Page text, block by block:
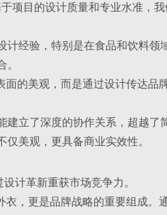
项目的设计质量和专业水准，
经验，特别是在食品和饮料领
的美观，而是通过设计传达品
立了深度的协作关系，超越了
美观，更具备商业实效性。
计革新重获市场竞争力。
，更是品牌战略的重要组成。